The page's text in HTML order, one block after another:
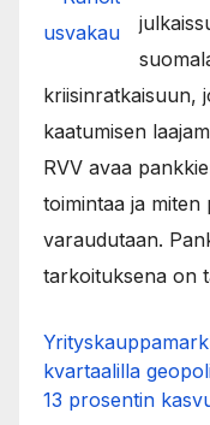
kriisinratkaisuun,
kaatumisen
RVV avaa
toimintaa ja miten
varaudutaan.
tarkoituksena on
kvartaalilla
13 prosentin